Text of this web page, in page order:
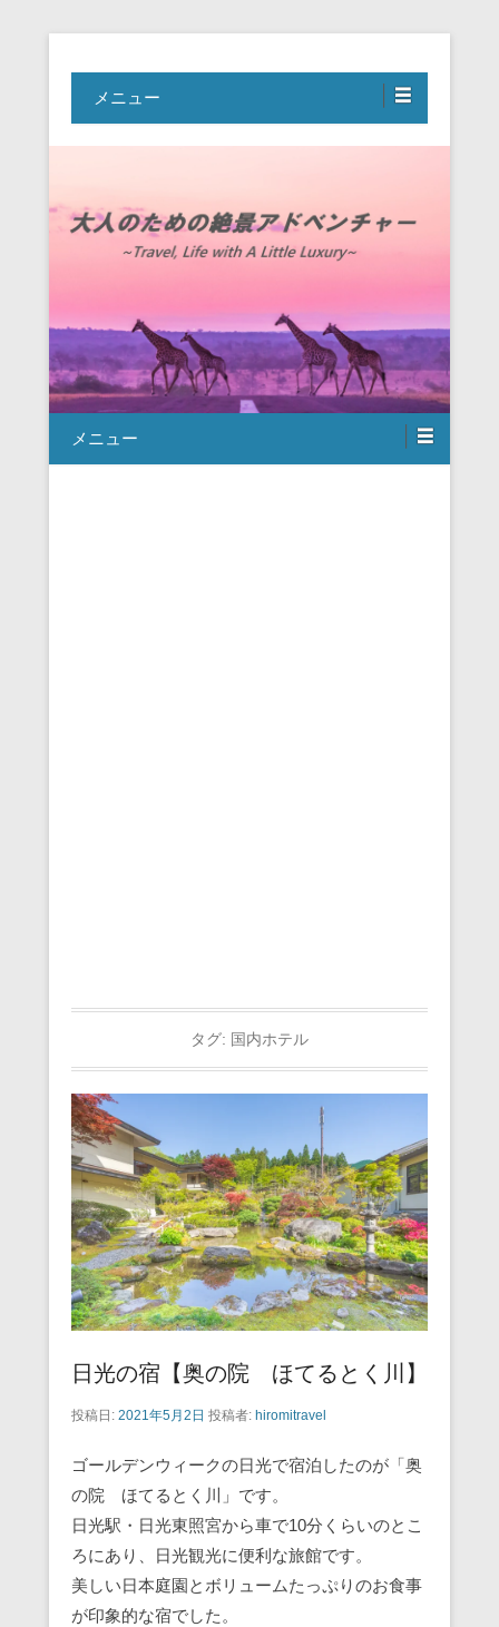
大人のための絶景アドベンチャー
メニュー
メニュー
タグ: 国内ホテル
日光の宿【奥の院 ほてるとく川】
投稿日: 2021年5月2日 投稿者: hiromitravel
ゴールデンウィークの日光で宿泊したのが「奥
の院 ほてるとく川」です。
日光駅・日光東照宮から車で10分くらいのとこ
ろにあり、日光観光に便利な旅館です。
美しい日本庭園とボリュームたっぷりのお食事
が印象的な宿でした。